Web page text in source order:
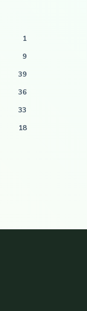
1
9
39
36
33
18